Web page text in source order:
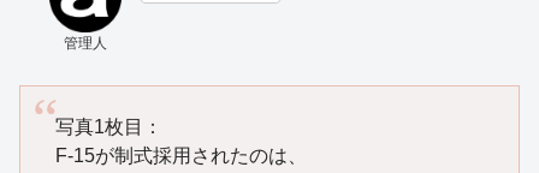
管理人
写真1枚目：
F-15が制式採用されたのは、